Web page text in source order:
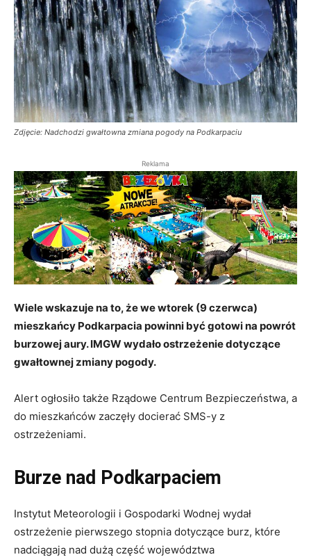
Zdjęcie: Nadchodzi gwałtowna zmiana pogody na Podkarpaciu
Reklama
Wiele wskazuje na to, że we wtorek (9 czerwca)
mieszkańcy Podkarpacia powinni być gotowi na powrót
burzowej aury. IMGW wydało ostrzeżenie dotyczące
gwałtownej zmiany pogody.
Alert ogłosiło także Rządowe Centrum Bezpieczeństwa, a
do mieszkańców zaczęły docierać SMS-y z
ostrzeżeniami.
Burze nad Podkarpaciem
Instytut Meteorologii i Gospodarki Wodnej wydał
ostrzeżenie pierwszego stopnia dotyczące burz, które
nadciągają nad dużą część województwa